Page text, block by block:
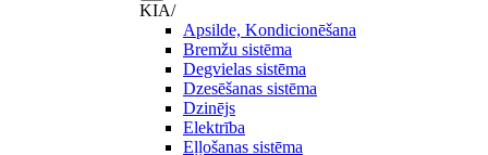
KIA/
Apsilde, Kondicionēšana
Bremžu sistēma
Degvielas sistēma
Dzesēšanas sistēma
Dzinējs
Elektrība
Eļļošanas sistēma